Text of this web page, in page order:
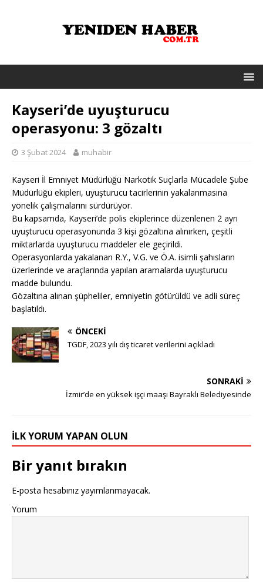
Kayseri’de uyuşturucu
operasyonu: 3 gözaltı
3 Şubat 2024 muhabir
Kayseri İl Emniyet Müdürlüğü Narkotik Suçlarla Mücadele Şube
Müdürlüğü ekipleri, uyuşturucu tacirlerinin yakalanmasına
yönelik çalışmalarını sürdürüyor.
Bu kapsamda, Kayseri’de polis ekiplerince düzenlenen 2 ayrı
uyuşturucu operasyonunda 3 kişi gözaltına alınırken, çeşitli
miktarlarda uyuşturucu maddeler ele geçirildi.
Operasyonlarda yakalanan R.Y., V.G. ve Ö.A. isimli şahısların
üzerlerinde ve araçlarında yapılan aramalarda uyuşturucu
madde bulundu.
Gözaltına alınan şüpheliler, emniyetin götürüldü ve adli süreç
başlatıldı.
ÖNCEKI
TGDF, 2023 yılı dış ticaret verilerini açıkladı
SONRAKI
İzmir’de en yüksek işçi maaşı Bayraklı Belediyesinde
İLK YORUM YAPAN OLUN
Bir yanıt bırakın
E-posta hesabınız yayımlanmayacak.
Yorum